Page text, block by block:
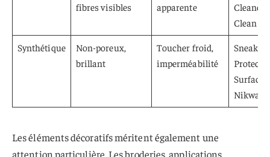
fibres visibles
apparente
Cleaner,
Clean
Synthétique
Non-poreux,
brillant
Toucher froid,
imperméabilité
Sneaker
Protect
Surface,
Nikwax
Les éléments décoratifs méritent également une
attention particulière. Les broderies, applications